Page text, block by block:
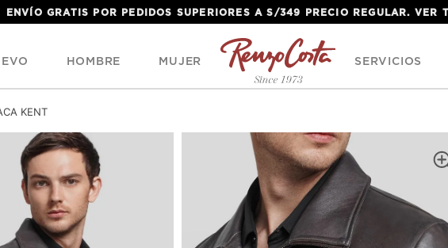
ENVÍO GRATIS POR PEDIDOS SUPERIORES A S/349 PRECIO REGULAR. VER
HOMBRE MUJER SERVICIOS
KENT